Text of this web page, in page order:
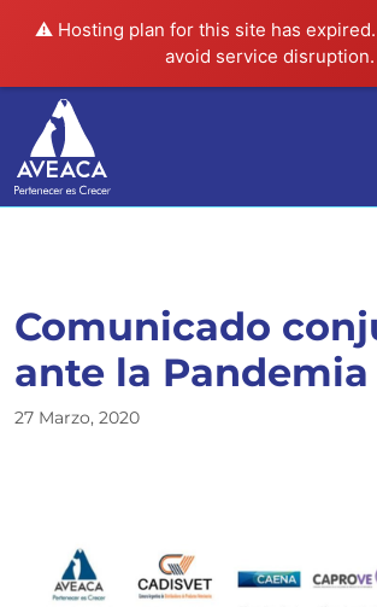
⚠️ Hosting plan for this site has expired.
avoid service disruption.
Comunicado
ante la Pandemia
27 Marzo, 2020